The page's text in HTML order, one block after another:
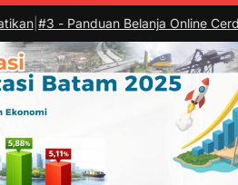
Belanja Online Cerdas: Pilih